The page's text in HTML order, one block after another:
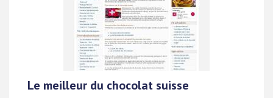
Le meilleur du chocolat suisse